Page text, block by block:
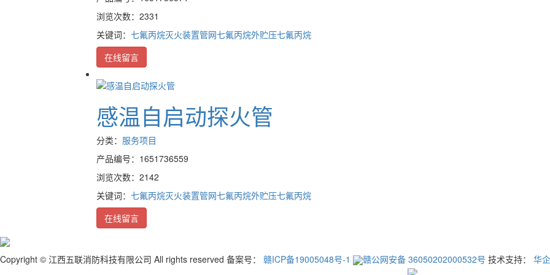
浏览次数：2331
关键词： 七氟丙烷灭火装置管网七氟丙烷外贮压七氟丙烷
在线留言
感温自启动探火管
分类： 服务项目
产品编号：1651736559
浏览次数：2142
关键词： 七氟丙烷灭火装置管网七氟丙烷外贮压七氟丙烷
在线留言
Copyright © 江西五联消防科技有限公司 All rights reserved 备案号： 赣ICP备19005048号-1 赣公网安备 36050202000532号 技术支持： 华